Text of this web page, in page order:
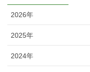
2026年
2025年
2024年